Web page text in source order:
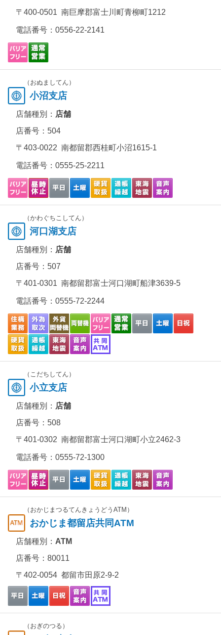
〒400-0501 南巨摩郡富士川町青柳町1212
電話番号： 0556-22-2141
（おぬましてん）
小沼支店
店舗種別： 店舗
店番号：504
〒403-0022 南都留郡西桂町小沼1615-1
電話番号： 0555-25-2211
（かわぐちこしてん）
河口湖支店
店舗種別： 店舗
店番号：507
〒401-0301 南都留郡富士河口湖町船津3639-5
電話番号： 0555-72-2244
（こだちしてん）
小立支店
店舗種別： 店舗
店番号：508
〒401-0302 南都留郡富士河口湖町小立2462-3
電話番号： 0555-72-1300
（おかじまつるてんきょうどうATM）
おかじま都留店共同ATM
店舗種別： ATM
店番号：80011
〒402-0054 都留市田原2-9-2
（おぎのつる）